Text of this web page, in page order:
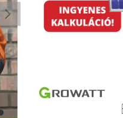
HŐSZIVATTYÚ